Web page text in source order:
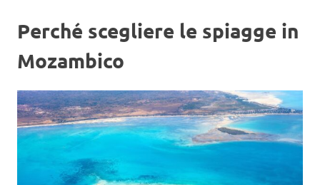
Perché scegliere le spiagge in
Mozambico